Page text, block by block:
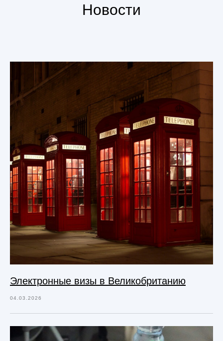
Новости
Электронные визы в Великобританию
04.03.2026